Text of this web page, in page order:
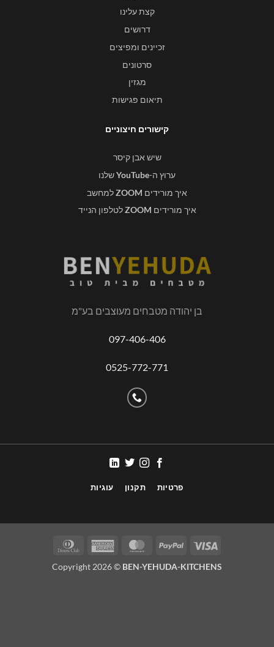
קצת עלינו
דרושים
זכיינים ומפיצים
סרטונים
מגזין
תיאום פגישות
קישורים חיצוניים
שיש אבן קיסר
ערוץ ה-YouTubeשלנו
איך מורידים ZOOMלמחשב
איך מורידים ZOOM לטלפון הנייד
בן יהודה מטבחים מעוצבים בע"מ
097-406-406
0525-772-771
פרטיות תקנון עוגיות
Copyright 2026 © BEN-YEHUDA-KITCHENS